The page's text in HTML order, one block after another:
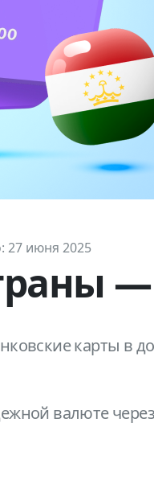
27 июня 2025
—
карты в
валюте